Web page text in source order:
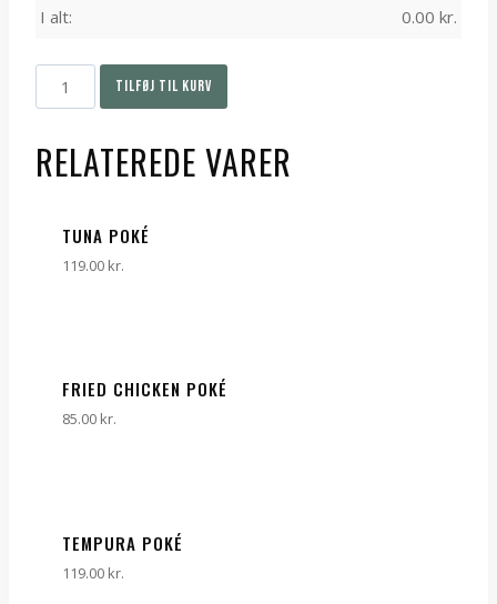
I alt: 0.00 kr.
TILFØJ TIL KURV
RELATEREDE VARER
TUNA POKÉ
119.00 kr.
FRIED CHICKEN POKÉ
85.00 kr.
TEMPURA POKÉ
119.00 kr.